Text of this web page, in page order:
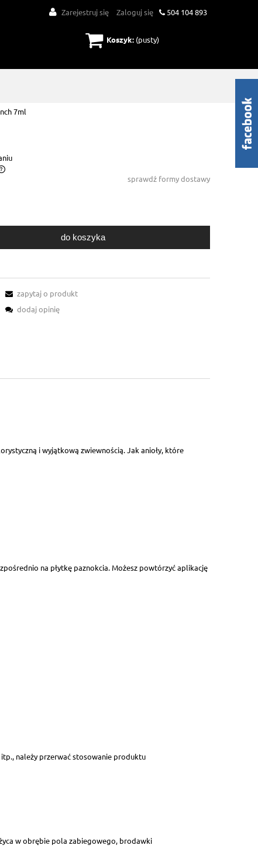
504 104 893
Zarejestruj się Zaloguj się
Koszyk: (pusty)
7ml
sprawdź formy dostawy
do koszyka
zapytaj o produkt
dodaj opinię
i wyjątkową zwiewnością. Jak anioły, które
na płytkę paznokcia. Możesz powtórzyć aplikację
należy przerwać stosowanie produktu
w obrębie pola zabiegowego, brodawki